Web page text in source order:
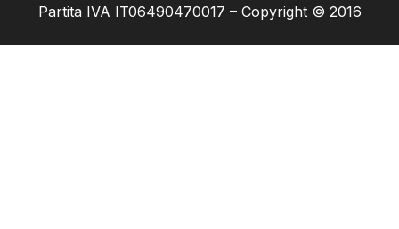
Partita IVA IT06490470017 – Copyright © 2016